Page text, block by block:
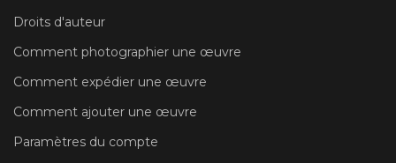
Droits d'auteur
Comment photographier une œuvre
Comment expédier une œuvre
Comment ajouter une œuvre
Paramètres du compte